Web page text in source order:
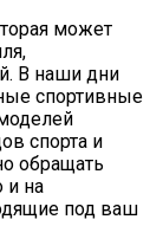
может
В наши дни
спортивные
спорта и
обращать
и на
под ваш